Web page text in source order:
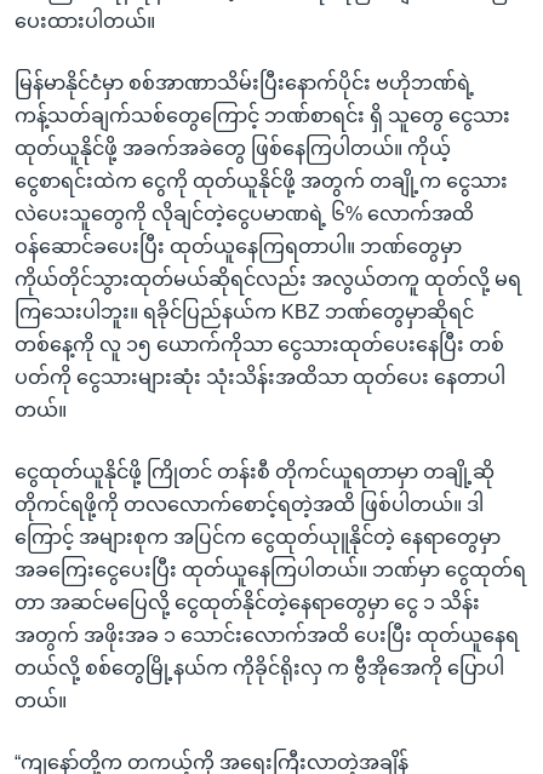
ပေးထားပါတယ်။
မြန်မာနိုင်ငံမှာ စစ်အာဏာသိမ်းပြီးနောက်ပိုင်း ဗဟိုဘဏ်ရဲ့
ကန့်သတ်ချက်သစ်တွေကြောင့် ဘဏ်စာရင်း ရှိ သူတွေ ငွေသား
ထုတ်ယူနိုင်ဖို့ အခက်အခဲတွေ ဖြစ်နေကြပါတယ်။ ကိုယ့်
ငွေစာရင်းထဲက ငွေကို ထုတ်ယူနိုင်ဖို့ အတွက် တချို့က ငွေသား
လဲပေးသူတွေကို လိုချင်တဲ့ငွေပမာဏရဲ့ ၆% လောက်အထိ
ဝန်ဆောင်ခပေးပြီး ထုတ်ယူနေကြရတာပါ။ ဘဏ်တွေမှာ
ကိုယ်တိုင်သွားထုတ်မယ်ဆိုရင်လည်း အလွယ်တကူ ထုတ်လို့ မရ
ကြသေးပါဘူး။ ရခိုင်ပြည်နယ်က KBZ ဘဏ်တွေမှာဆိုရင်
တစ်နေ့ကို လူ ၁၅ ယောက်ကိုသာ ငွေသားထုတ်ပေးနေပြီး တစ်
ပတ်ကို ငွေသားများဆုံး သုံးသိန်းအထိသာ ထုတ်ပေး နေတာပါ
တယ်။
ငွေထုတ်ယူနိုင်ဖို့ ကြိုတင် တန်းစီ တိုကင်ယူရတာမှာ တချို့ဆို
တိုကင်ရဖို့ကို တလလောက်စောင့်ရတဲ့အထိ ဖြစ်ပါတယ်။ ဒါ
ကြောင့် အများစုက အပြင်က ငွေထုတ်ယုူနိုင်တဲ့ နေရာတွေမှာ
အခကြေးငွေပေးပြီး ထုတ်ယူနေကြပါတယ်။ ဘဏ်မှာ ငွေထုတ်ရ
တာ အဆင်မပြေလို့ ငွေထုတ်နိုင်တဲ့နေရာတွေမှာ ငွေ ၁ သိန်း
အတွက် အဖိုးအခ ၁ သောင်းလောက်အထိ ပေးပြီး ထုတ်ယူနေရ
တယ်လို့ စစ်တွေမြို့နယ်က ကိုခိုင်ရိုးလှ က ဗွီအိုအေကို ပြောပါ
တယ်။
“ကျနော်တို့က တကယ့်ကို အရေးကြီးလာတဲ့အချိန်